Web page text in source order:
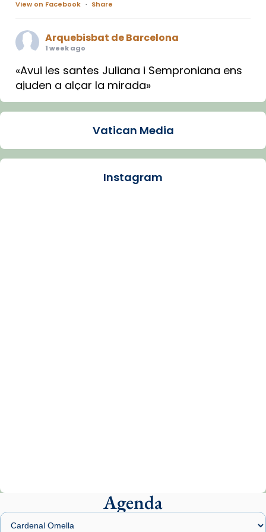
View on Facebook · Share
Arquebisbat de Barcelona
1 week ago
«Avui les santes Juliana i Semproniana ens
ajuden a alçar la mirada»
Mons. Sergi Gordo, bisbe de Tortosa, ha
Santes de Mataró.
🔗tinyurl.com/cvu5jmbk
Arquebisbat de Barcelona
2 weeks ago
Vatican Media
Instagram
Agenda